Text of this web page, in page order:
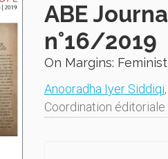
ABE
n°16/2019
On Margins:
Anooradha Iyer Siddiqi,
Coordination éditoriale